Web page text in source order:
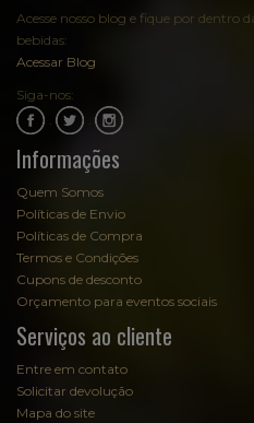
Acesse nosso blog e fique por dentro
bebidas:
Acessar Blog
Siga-nos:
Informações
Quem Somos
Políticas de Envio
Políticas de Compra
Termos e Condições
Cupons de desconto
Orçamento para eventos sociais
Serviços ao cliente
Entre em contato
Solicitar devolução
Mapa do site